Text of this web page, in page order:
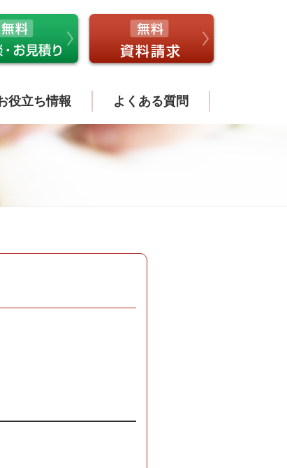
役立ち情報 よくある質問